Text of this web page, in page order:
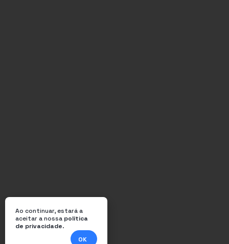
Ao continuar, estará a
aceitar a nossa política
de privacidade.
OK